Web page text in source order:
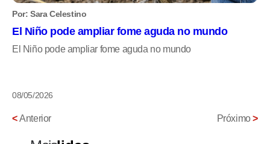
Por: Sara Celestino
El Niño pode ampliar fome aguda no mundo
El Niño pode ampliar fome aguda no mundo
08/05/2026
<Anterior Próximo>